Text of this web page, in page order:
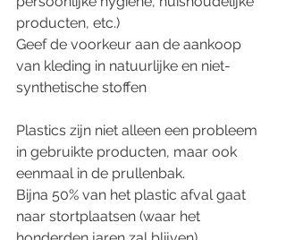
producten, etc.)
Geef de voorkeur aan de aankoop
van kleding in natuurlijke en niet-
synthetische stoffen
Plastics zijn niet alleen een probleem
in gebruikte producten, maar ook
eenmaal in de prullenbak.
Bijna 50% van het plastic afval gaat
naar stortplaatsen (waar het